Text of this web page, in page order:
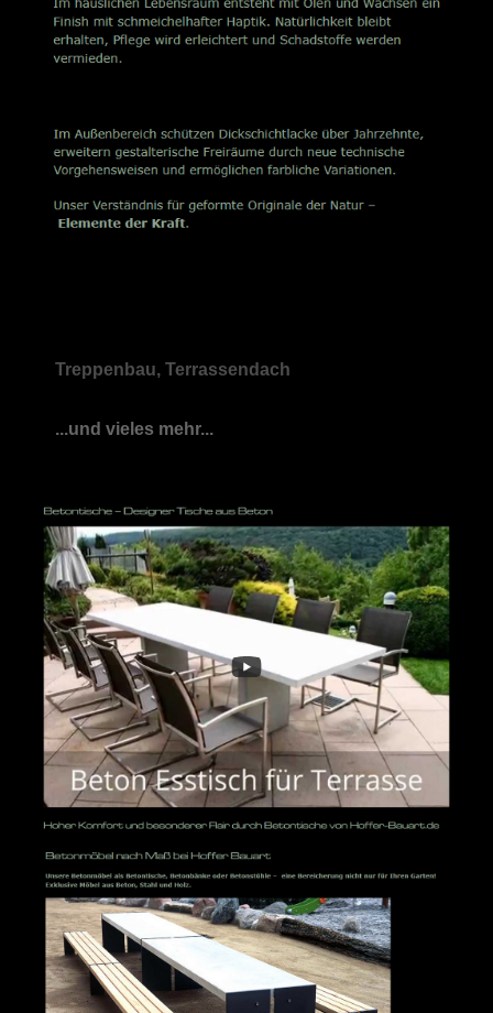
Treppenbau, Terrassendach
...und vieles mehr...